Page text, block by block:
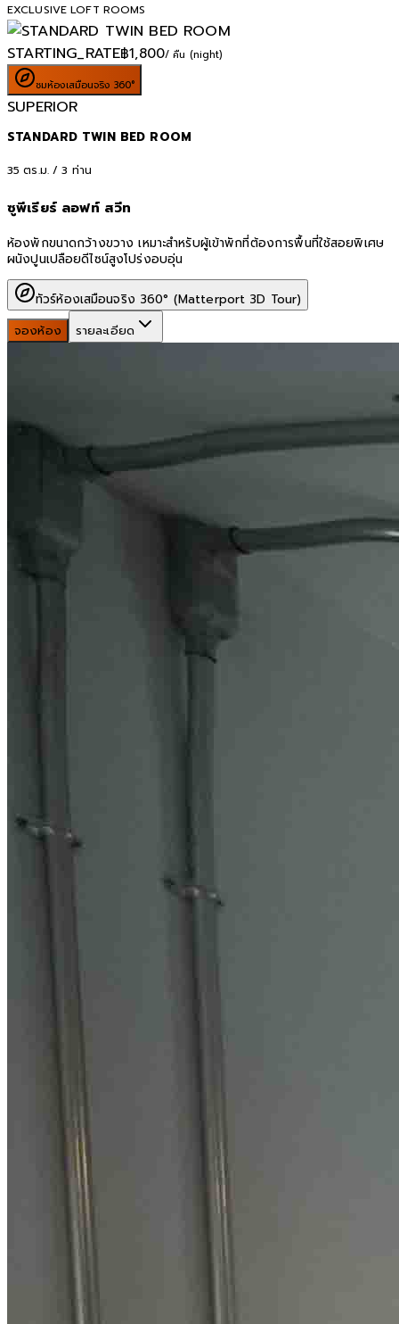
EXCLUSIVE LOFT ROOMS
STARTING_RATE฿1,800/ คืน (night)
ชมห้องเสมือนจริง 360°
SUPERIOR
STANDARD TWIN BED ROOM
35 ตร.ม. /3 ท่าน
ซูพีเรียร์ ลอฟท์ สวีท
ห้องพักขนาดกว้างขวาง เหมาะสำหรับผู้เข้าพักที่ต้องการพื้นที่ใช้สอยพิเศษ
ผนังปูนเปลือยดีไซน์สูงโปร่งอบอุ่น
ทัวร์ห้องเสมือนจริง 360° (Matterport 3D Tour)
จองห้อง
รายละเอียด